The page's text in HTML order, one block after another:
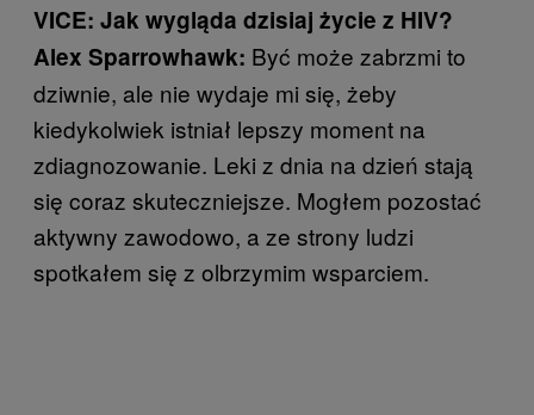
VICE: Jak wygląda dzisiaj życie z HIV?
Alex Sparrowhawk: Być może zabrzmi to
dziwnie, ale nie wydaje mi się, żeby
kiedykolwiek istniał lepszy moment na
zdiagnozowanie. Leki z dnia na dzień stają
się coraz skuteczniejsze. Mogłem pozostać
aktywny zawodowo, a ze strony ludzi
spotkałem się z olbrzymim wsparciem.